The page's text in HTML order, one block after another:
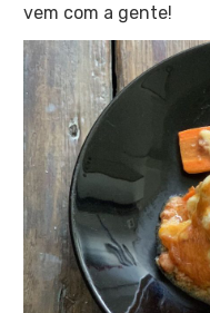
vem com a gente!